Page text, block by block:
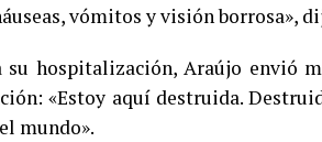
vómitos y visión borrosa»,
su hospitalización, Araújo envió
«Estoy aquí destruida.
mundo».